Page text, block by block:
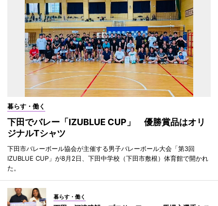
暮らす・働く
下田でバレー「IZUBLUE CUP」 優勝賞品はオリ
ジナルTシャツ
下田市バレーボール協会が主催する男子バレーボール大会「第3回
IZUBLUE CUP」が8月2日、下田中学校（下田市敷根）体育館で開かれ
た。
暮らす・働く